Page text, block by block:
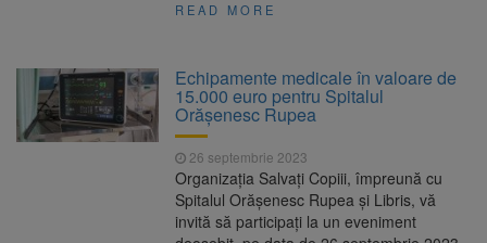
READ MORE
Echipamente medicale în valoare de
15.000 euro pentru Spitalul
Orășenesc Rupea
26 septembrie 2023
Organizația Salvați Copiii, împreună cu
Spitalul Orășenesc Rupea și Libris, vă
invită să participați la un eveniment